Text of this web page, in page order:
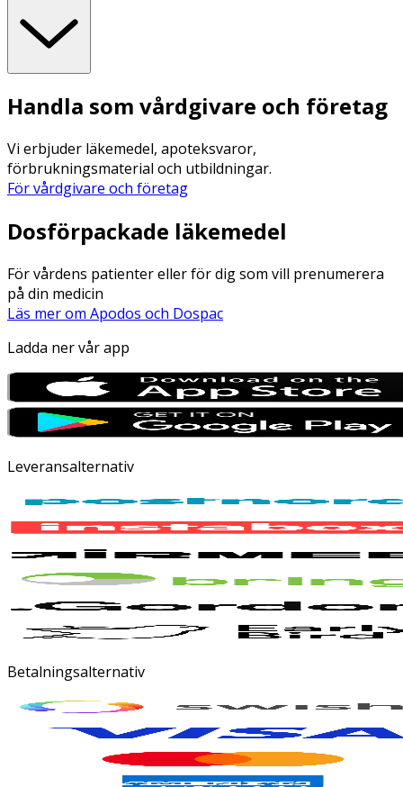
Handla som vårdgivare och företag
Vi erbjuder läkemedel, apoteksvaror,
förbrukningsmaterial och utbildningar.
För vårdgivare och företag
Dosförpackade läkemedel
För vårdens patienter eller för dig som vill prenumerera
på din medicin
Läs mer om Apodos och Dospac
Ladda ner vår app
Leveransalternativ
Betalningsalternativ